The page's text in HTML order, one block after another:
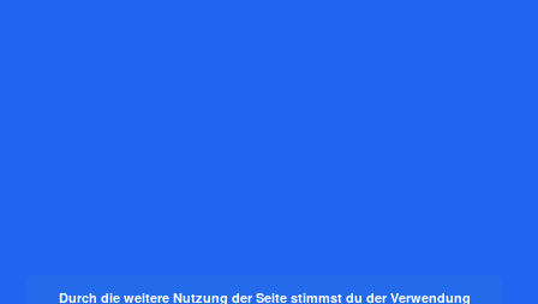
Durch die weitere Nutzung der Seite stimmst du der Verwendung